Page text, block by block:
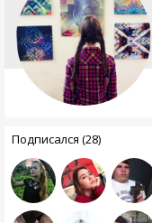
Подписался (28)